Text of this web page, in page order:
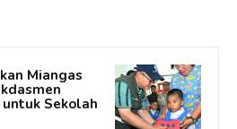
Miangas
Sekolah